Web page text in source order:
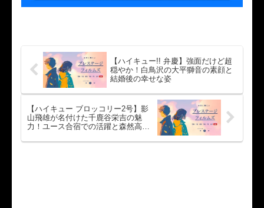
【ハイキュー!! 弁慶】強面だけど超
穏やか！白鳥沢の大平獅音の素顔と
結婚後の幸せな姿
【ハイキュー ブロッコリー2号】影
山飛雄が名付けた千鹿谷栄吉の魅
力！ユース合宿での活躍と森然高校